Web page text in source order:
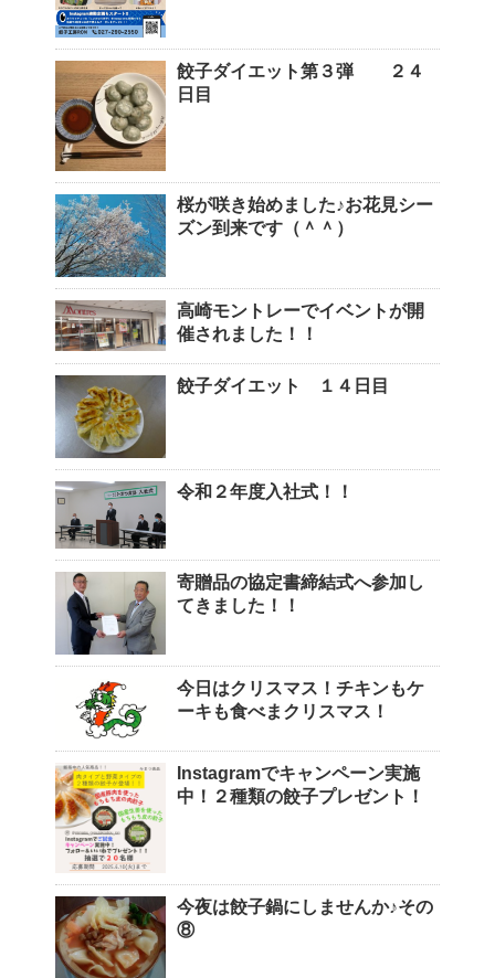
餃子ダイエット第３弾 ２４
日目
桜が咲き始めました♪お花見シー
ズン到来です（＾＾）
高崎モントレーでイベントが開
催されました！！
餃子ダイエット １４日目
令和２年度入社式！！
寄贈品の協定書締結式へ参加し
てきました！！
今日はクリスマス！チキンもケ
ーキも食べまクリスマス！
Instagramでキャンペーン実施
中！２種類の餃子プレゼント！
今夜は餃子鍋にしませんか♪その
⑧